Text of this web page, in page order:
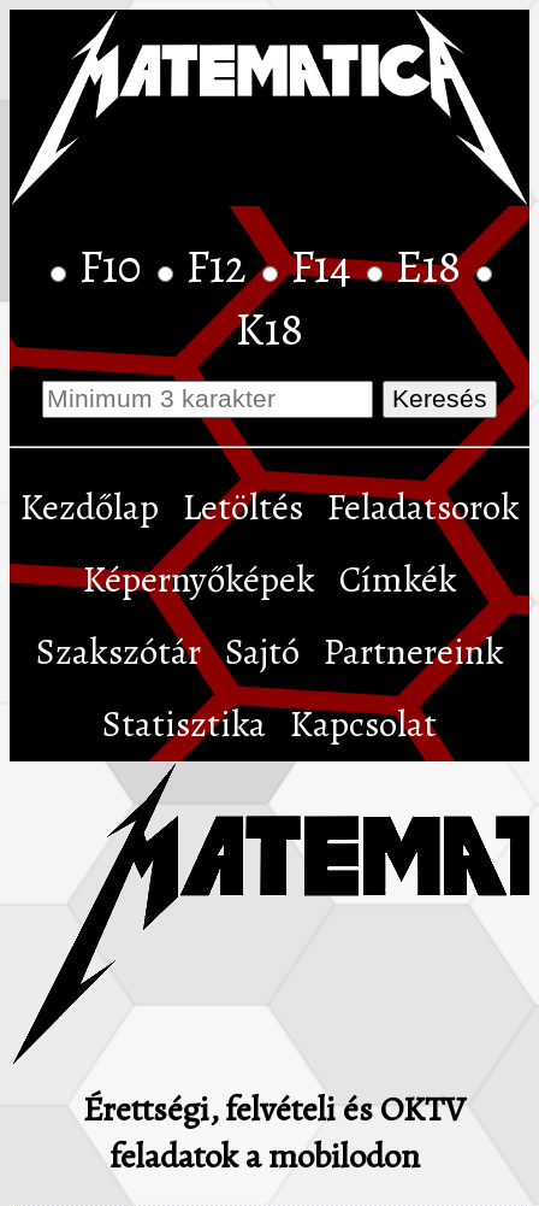
F10 F12 F14 E18
K18
Kezdőlap Letöltés Feladatsorok
Képernyőképek Címkék
Szakszótár Sajtó Partnereink
Statisztika Kapcsolat
Érettségi, felvételi és OKTV
feladatok a mobilodon